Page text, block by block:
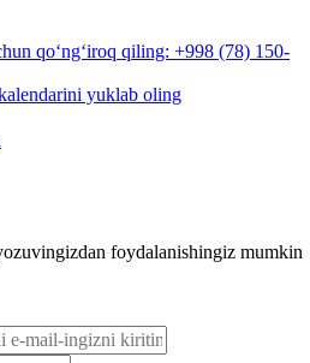
qoʻngʻiroq qiling: +998 (78) 150-
yuklab oling
foydalanishingiz mumkin